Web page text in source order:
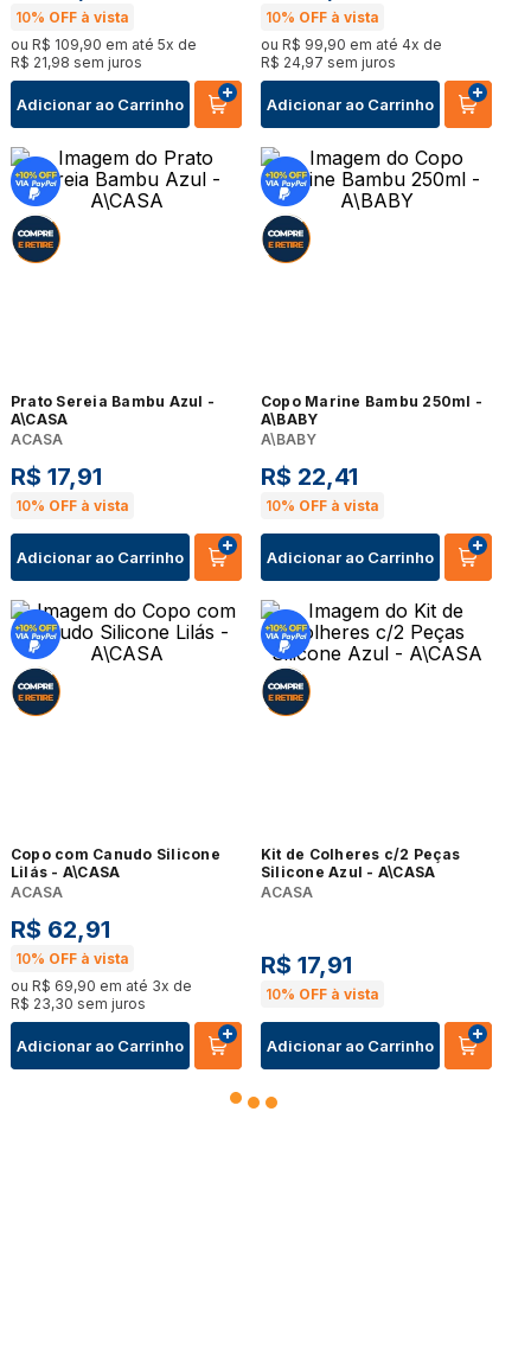
10% OFF à vista
ou R$ 109,90 em até 5x de
R$ 21,98 sem juros
Adicionar ao Carrinho
10% OFF à vista
ou R$ 99,90 em até 4x de
R$ 24,97 sem juros
Adicionar ao Carrinho
Prato Sereia Bambu Azul -
A\CASA
ACASA
R$ 17,91
10% OFF à vista
Adicionar ao Carrinho
Copo Marine Bambu 250ml -
A\BABY
A\BABY
R$ 22,41
10% OFF à vista
Adicionar ao Carrinho
Copo com Canudo Silicone
Lilás - A\CASA
ACASA
R$ 62,91
10% OFF à vista
ou R$ 69,90 em até 3x de
R$ 23,30 sem juros
Adicionar ao Carrinho
Kit de Colheres c/2 Peças
Silicone Azul - A\CASA
ACASA
R$ 17,91
10% OFF à vista
Adicionar ao Carrinho